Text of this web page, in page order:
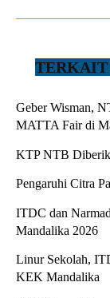
TERKAIT
Geber Wisman,
MATTA Fair di
KTP NTB
Pengaruhi Citra
ITDC dan
Mandalika 2026
Linur Sekolah,
KEK Mandalika